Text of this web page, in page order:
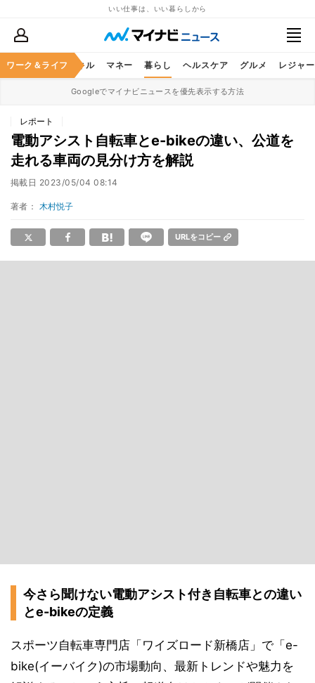
いい仕事は、いい暮らしから
ワーク＆ライフ
ア ビジネススキル マネー 暮らし ヘルスケア グルメ レジャー
Googleでマイナビニュースを優先表示する方法
レポート
電動アシスト自転車とe-bikeの違い、公道を
走れる車両の見分け方を解説
掲載日 2023/05/04 08:14
著者： 木村悦子
URLをコピー
今さら聞けない電動アシスト付き自転車との違い
とe-bikeの定義
スポーツ自転車専門店「ワイズロード新橋店」で「e-
bike(イーバイク)の市場動向、最新トレンドや魅力を